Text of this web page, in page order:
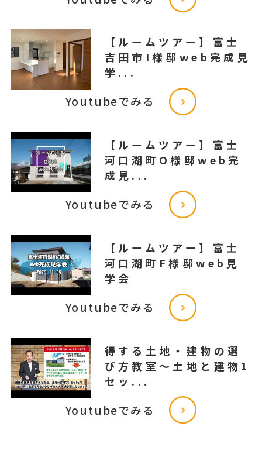
【ルームツアー】富士
吉田市I様邸web完成見
学...
Youtubeでみる
【ルームツアー】富士
河口湖町O様邸web完
成見...
Youtubeでみる
【ルームツアー】富士
河口湖町F様邸web見
学会
Youtubeでみる
得する土地・建物の選
び方教室～土地と建物1
セッ...
Youtubeでみる